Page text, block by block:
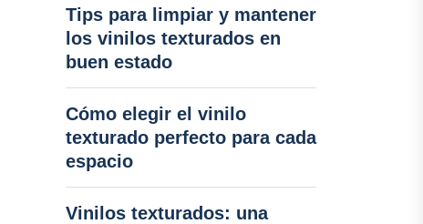
Tips para limpiar y mantener
los vinilos texturados en
buen estado
Cómo elegir el vinilo
texturado perfecto para cada
espacio
Vinilos texturados: una